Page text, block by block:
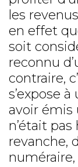
les
en effet
soit
reconnu
contraire,
s’expose
avoir émis
n’était
revanche,